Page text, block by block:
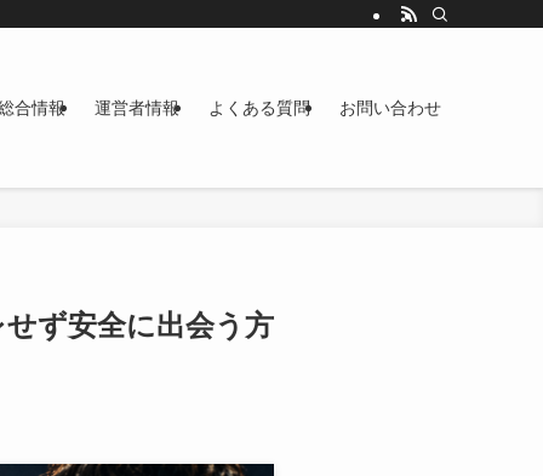
合情報 運営者情報 よくある質問 お問い合わせ
ず安全に出会う方